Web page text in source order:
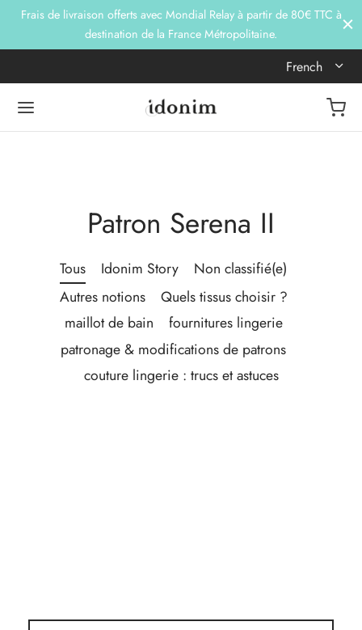
Frais de livraison offerts avec Mondial Relay à partir de 80€ TTC à
destination de la France Métropolitaine.
French
Patron Serena II
Tous Idonim Story
Non classifié(e)
Autres notions
Quels tissus choisir ?
maillot de bain
fournitures lingerie
patronage & modifications de patrons
couture lingerie : trucs et astuces